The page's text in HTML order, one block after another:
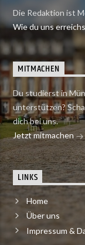
Die Redaktion ist
Wie du uns
MITMACHEN
Du studierst in
unterstützen?
dich bei uns.
Jetzt mitmachen
LINKS
Home
Über uns
Impressum &